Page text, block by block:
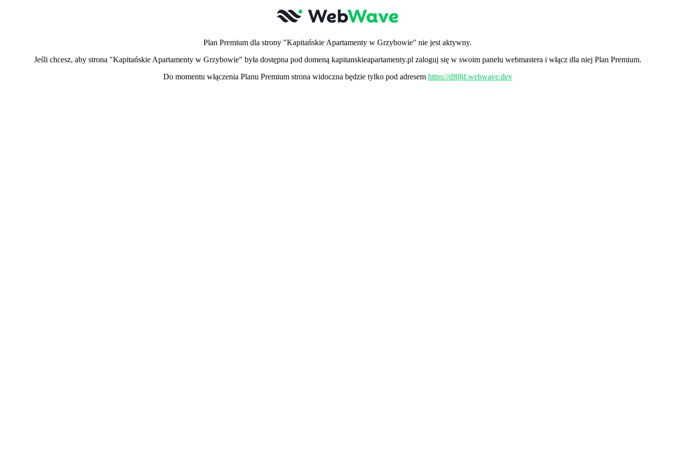
Plan Premium dla strony "Kapitańskie Apartamenty w Grzybowie" nie jest aktywny.
Jeśli chcesz, aby strona "Kapitańskie Apartamenty w Grzybowie" była dostępna pod domeną kapitanskieapartamenty.pl zaloguj się w swoim panelu webmastera i włącz dla niej Plan Premium.
Do momentu włączenia Planu Premium strona widoczna będzie tylko pod adresem https://df0ljf.webwave.dev